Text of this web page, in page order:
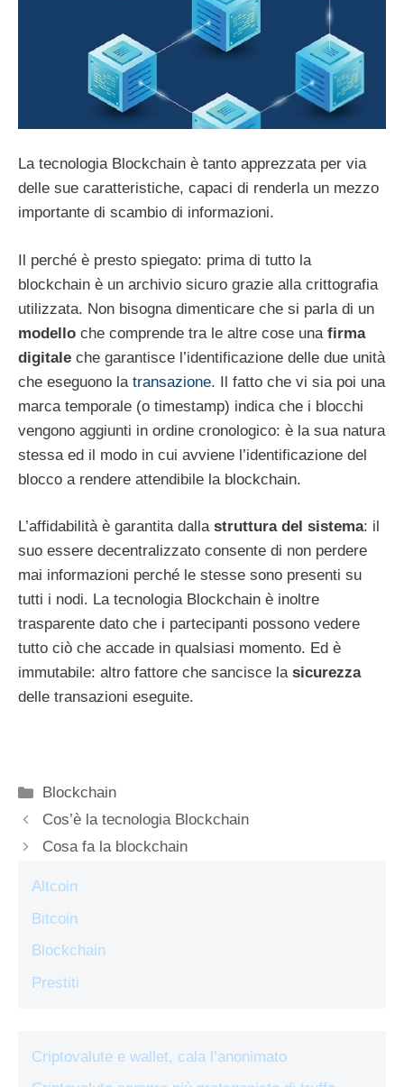
La tecnologia Blockchain è tanto apprezzata per via
delle sue caratteristiche, capaci di renderla un mezzo
importante di scambio di informazioni.
Il perché è presto spiegato: prima di tutto la
blockchain è un archivio sicuro grazie alla crittografia
utilizzata. Non bisogna dimenticare che si parla di un
modello che comprende tra le altre cose una firma
digitale che garantisce l’identificazione delle due unità
che eseguono la transazione. Il fatto che vi sia poi una
marca temporale (o timestamp) indica che i blocchi
vengono aggiunti in ordine cronologico: è la sua natura
stessa ed il modo in cui avviene l’identificazione del
blocco a rendere attendibile la blockchain.
L’affidabilità è garantita dallastruttura del sistema: il
suo essere decentralizzato consente di non perdere
mai informazioni perché le stesse sono presenti su
tutti i nodi. La tecnologia Blockchain è inoltre
trasparente dato che i partecipanti possono vedere
tutto ciò che accade in qualsiasi momento. Ed è
immutabile: altro fattore che sancisce la sicurezza
delle transazioni eseguite.
Categorie
Blockchain
Cos’è la tecnologia Blockchain
Cosa fa la blockchain
Altcoin
Bitcoin
Blockchain
Prestiti
Criptovalute e wallet, cala l’anonimato